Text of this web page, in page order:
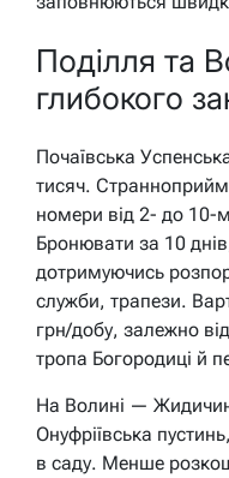
Поділля та
глибокого
Почаївська
тисяч.
номери від 2- до 10-
Бронювати за 10
дотримуючись
служби, трапези.
грн/добу, залежно
тропа Богородиці й
На Волині —
Онуфріївська
в саду. Менше